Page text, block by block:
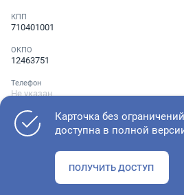
КПП
710401001
ОКПО
12463751
Телефон
Не указан
Проверьте учредительные
Карточка без ограничений
доступна в полной
ПОЛУЧИТЬ ДОСТУП